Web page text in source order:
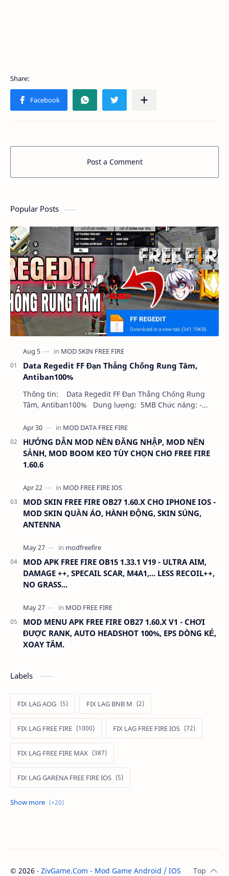
Post a Comment
Popular Posts
Data Regedit FF Đạn Thẳng Chống Rung Tâm,
Antiban100%
Thông tin: Data Regedit FF Đạn Thẳng Chống Rung
Tâm, Antiban100% Dung lượng: 5MB Chức năng: -
HƯỚNG DẪN MOD NỀN ĐĂNG NHẬP, MOD NỀN
SẢNH, MOD BOOM KEO TÙY CHỌN CHO FREE FIRE
1.60.6
MOD SKIN FREE FIRE OB27 1.60.X CHO IPHONE IOS -
MOD SKIN QUẦN ÁO, HÀNH ĐỘNG, SKIN SÚNG,
ANTENNA
MOD APK FREE FIRE OB15 1.33.1 V19 - ULTRA AIM,
DAMAGE ++, SPECAIL SCAR, M4A1,... LESS RECOIL++,
NO GRASS...
MOD MENU APK FREE FIRE OB27 1.60.X V1 - CHƠI
ĐƯỢC RANK, AUTO HEADSHOT 100%, EPS DÒNG KẺ,
XOAY TÂM.
Labels
FIX LAG AOG FIX LAG BNB M
FIX LAG FREE FIRE FIX LAG FREE FIRE IOS
FIX LAG FREE FIRE MAX
FIX LAG GARENA FREE FIRE IOS
FIX LAG LIÊN QUÂN MOBILE
MOD APK FREE FIRE MOD DATA FREE FIRE
© 2026 ‧ ZivGame.Com - Mod Game Android / IOS . All rights